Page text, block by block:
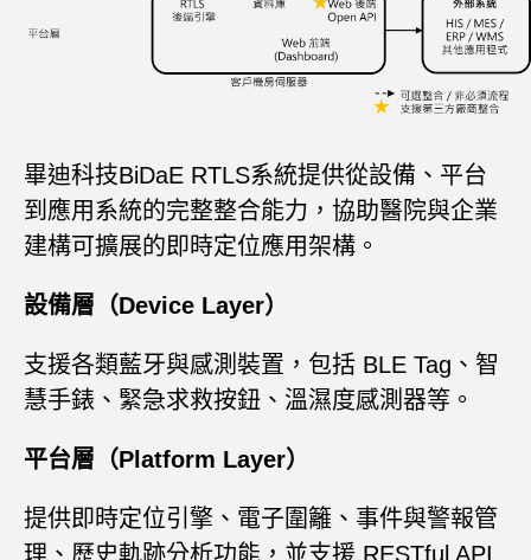
畢迪科技BiDaE RTLS系統提供從設備、平台
到應用系統的完整整合能力，協助醫院與企業
建構可擴展的即時定位應用架構。
設備層（Device Layer）
支援各類藍牙與感測裝置，包括 BLE Tag、智
慧手錶、緊急求救按鈕、溫濕度感測器等。
平台層（Platform Layer）
提供即時定位引擎、電子圍籬、事件與警報管
理、歷史軌跡分析功能，並支援 RESTful API